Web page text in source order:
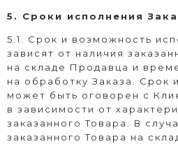
5. Сроки исполнения
5.1. Срок и возможность
зависят от наличия
на складе Продавца и
на обработку Заказа. Срок
может быть оговорен с
в зависимости от
заказанного Товара. В
заказанного Товара на